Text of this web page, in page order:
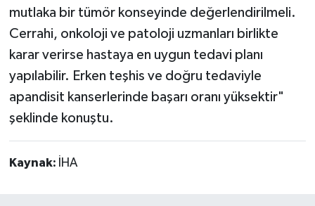
mutlaka bir tümör konseyinde değerlendirilmeli.
Cerrahi, onkoloji ve patoloji uzmanları birlikte
karar verirse hastaya en uygun tedavi planı
yapılabilir. Erken teşhis ve doğru tedaviyle
apandisit kanserlerinde başarı oranı yüksektir"
şeklinde konuştu.
Kaynak: İHA